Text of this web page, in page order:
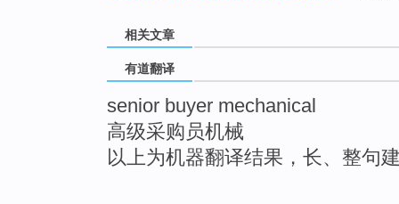
相关文章
有道翻译
senior buyer mechanical
高级采购员机械
以上为机器翻译结果，长、整句